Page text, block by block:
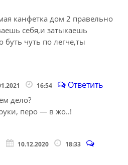
канфетка дом 2 правельно
себя,и затыкаешь
чуть по легче,ты
16:54 Ответить
дело?
перо — в жо..!
10.12.2020 18:33